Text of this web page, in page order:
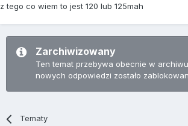
z tego co wiem to jest 120 lub 125mah
Zarchiwizowany
Ten temat przebywa obecnie w
nowych odpowiedzi zostało
Tematy